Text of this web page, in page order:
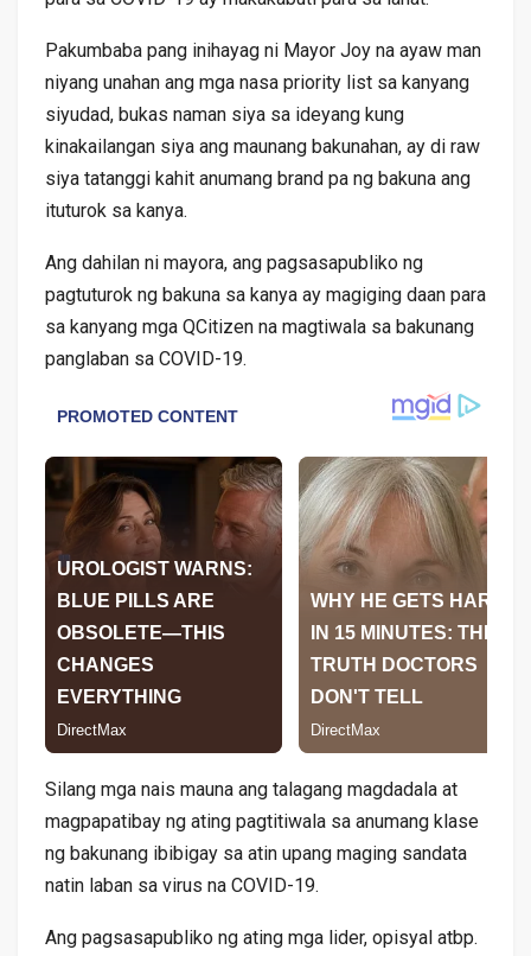
Pakumbaba pang inihayag ni Mayor Joy na ayaw man
niyang unahan ang mga nasa priority list sa kanyang
siyudad, bukas naman siya sa ideyang kung
kinakailangan siya ang maunang bakunahan, ay di raw
siya tatanggi kahit anumang brand pa ng bakuna ang
ituturok sa kanya.
Ang dahilan ni mayora, ang pagsasapubliko ng
pagtuturok ng bakuna sa kanya ay magiging daan para
sa kanyang mga QCitizen na magtiwala sa bakunang
panglaban sa COVID-19.
Silang mga nais mauna ang talagang magdadala at
magpapatibay ng ating pagtitiwala sa anumang klase
ng bakunang ibibigay sa atin upang maging sandata
natin laban sa virus na COVID-19.
Ang pagsasapubliko ng ating mga lider, opisyal atbp.